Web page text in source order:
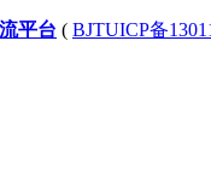
平台 ( BJTUICP备